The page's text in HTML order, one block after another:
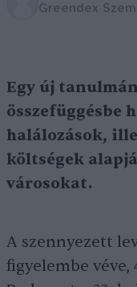
Greendex
Egy új
összefüggésbe
halálozások,
költségek
városokat.
A szennyezett
figyelembe véve,